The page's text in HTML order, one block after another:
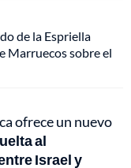
de la Espriella
Marruecos sobre el
ofrece un nuevo
al
Israel y